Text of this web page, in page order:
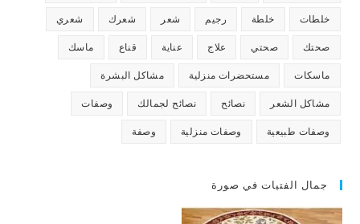
خلطات خلطة رجيم شعر شعرك شعري
صحتك صحتي علاج عناية قناع ماسك
ماسكات مستحضرات منزلية مشاكل البشرة
مشاكل الشعر نصائح نصائح لجمالك وصفات
وصفات طبيعية وصفات منزلية وصفة
جمال الفتيات في صورة